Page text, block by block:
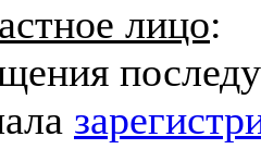
лицо: